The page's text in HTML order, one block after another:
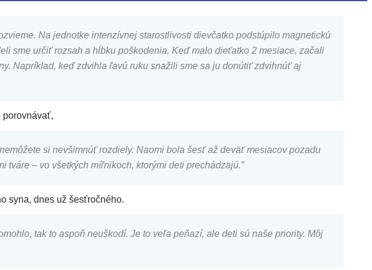
Na jednotke intenzívnej starostlivosti dievčatko podstúpilo magnetickú
sme určiť rozsah a hĺbku poškodenia. Keď malo dieťatko 2 mesiace, začali
Napríklad, keď zdvihla ľavú ruku snažili sme sa ju donútiť zdvihnúť aj
porovnávať,
si nevšimnúť rozdiely. Naomi bola šesť až deväť mesiacov pozadu
tváre – vo všetkých míľnikoch, ktorými deti prechádzajú.”
syna, dnes už šesťročného.
tak to aspoň neuškodí. Je to veľa peňazí, ale deti sú naše priority. Môj